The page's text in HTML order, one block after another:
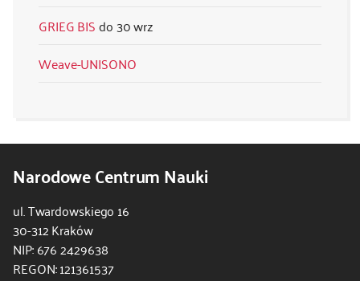
GRIEG BIS
30 wrz
Weave-UNISONO
Narodowe Centrum Nauki
ul. Twardowskiego 16
30-312 Kraków
NIP: 676 2429638
REGON: 121361537